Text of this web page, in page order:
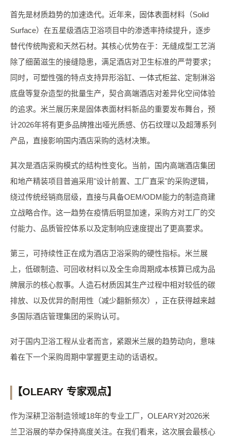
首先是材质趋势的加速迭代。近年来，固体表面材料（Solid
Surface）在五星级酒店卫浴项目中的渗透率持续提升，逐步
替代传统陶瓷和天然石材。其核心优势在于：无缝成型工艺消
除了细菌滋生的接缝隐患，满足酒店对卫生标准的严苛要求；
同时，可塑性强的特点支持异形浴缸、一体式柜盆、定制淋浴
底盘等复杂造型的批量生产，契合高端酒店对差异化空间体验
的追求。米兰展历来是固体表面材料新品的重要发布舞台，预
计2026年将有更多品牌推出哑光质感、仿石纹理以及超薄系列
产品，直接影响国内酒店采购的选材决策。
其次是酒店采购模式的结构性变化。当前，国内高端酒店集团
和地产精装项目普遍采用"设计前置、工厂直采"的采购逻辑，
绕过传统经销商层级，直接与具备OEM/ODM能力的制造商建
立战略合作。这一趋势在疫情后明显加速，采购方对工厂的交
付能力、品质管控体系以及定制响应速度提出了更高要求。
第三，可持续性正在成为酒店卫浴采购的硬性指标。米兰展
上，低碳制造、可回收材料以及全生命周期成本核算已成为品
牌展示的核心叙事。人造石材质因其生产过程中相对较低的碳
排放、以及优异的耐用性（减少翻新频次），正在获得越来越
多国际酒店管理集团的采购认可。
对于国内卫浴工程从业者而言，紧跟米兰展的趋势动向，意味
着在下一个采购周期中掌握更主动的话语权。
【OLEARY 专家观点】
作为深耕卫浴制造领域18年的专业工厂，OLEARY对2026米
兰卫浴展的举办保持高度关注。在我们看来，这次展会最核心